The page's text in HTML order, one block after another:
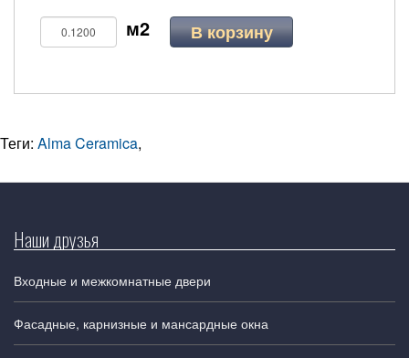
В корзину
Теги: Alma Ceramica,
Наши друзья
Входные и межкомнатные двери
Фасадные, карнизные и мансардные окна